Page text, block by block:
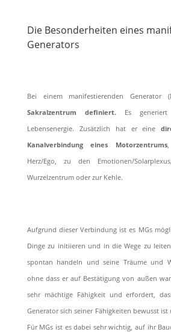
Die Besonderheiten eines
Generators
Bei einem manifestierenden Generator
Sakralzentrum definiert. Es
Lebensenergie. Zusätzlich hat er eine
Kanalverbindung eines Motorzentrums
Herz/Ego, zu den Emotionen/
Wurzelzentrum oder zur Kehle.
Aufgrund dieser Verbindung ist es MGs
Dinge zu initiieren und in die Wege zu
spontan handeln und seine Träume und
ohne dass er auf Bestätigung von außen
sehr mächtige Fähigkeit und erfordert,
Generator sich seiner Fähigkeiten bewusst ist
Für MGs ist es dabei sehr wichtig, auf ihr